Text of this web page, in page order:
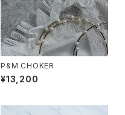
P&M CHOKER
¥13,200